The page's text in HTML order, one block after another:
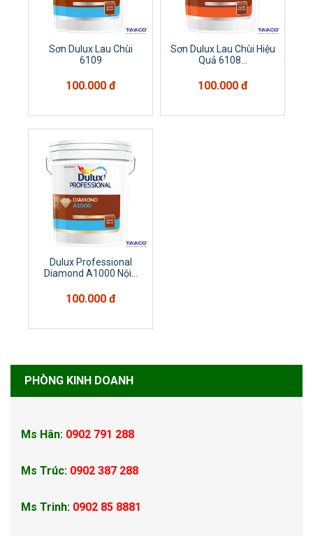
Sơn Dulux Lau Chùi
6109
100.000 đ
Sơn Dulux Lau Chùi Hiệu
Quả 6108...
100.000 đ
Dulux Professional
Diamond A1000 Nội...
100.000 đ
PHÒNG KINH DOANH
Ms Hân: 0902 791 288
Ms Trúc: 0902 387 288
Ms Trinh: 0902 85 8881